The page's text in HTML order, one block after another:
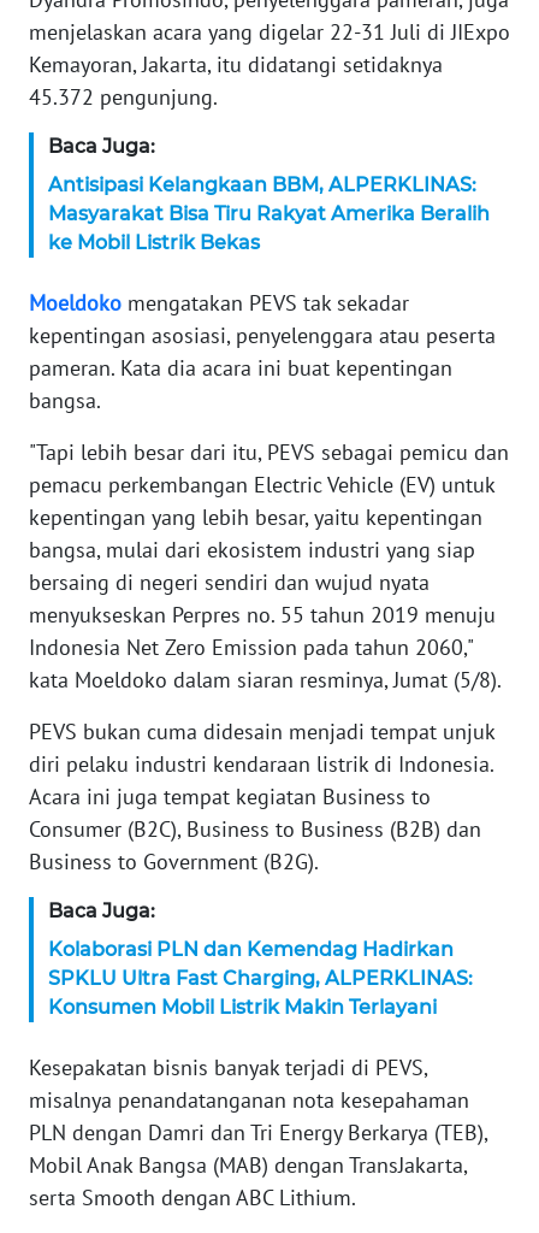
menjelaskan acara yang digelar 22-31 Juli di JIExpo
Kemayoran, Jakarta, itu didatangi setidaknya
45.372 pengunjung.
Baca Juga:
Antisipasi Kelangkaan BBM, ALPERKLINAS:
Masyarakat Bisa Tiru Rakyat Amerika Beralih
ke Mobil Listrik Bekas
Moeldoko mengatakan PEVS tak sekadar
kepentingan asosiasi, penyelenggara atau peserta
pameran. Kata dia acara ini buat kepentingan
bangsa.
"Tapi lebih besar dari itu, PEVS sebagai pemicu dan
pemacu perkembangan Electric Vehicle (EV) untuk
kepentingan yang lebih besar, yaitu kepentingan
bangsa, mulai dari ekosistem industri yang siap
bersaing di negeri sendiri dan wujud nyata
menyukseskan Perpres no. 55 tahun 2019 menuju
Indonesia Net Zero Emission pada tahun 2060,"
kata Moeldoko dalam siaran resminya, Jumat (5/8).
PEVS bukan cuma didesain menjadi tempat unjuk
diri pelaku industri kendaraan listrik di Indonesia.
Acara ini juga tempat kegiatan Business to
Consumer (B2C), Business to Business (B2B) dan
Business to Government (B2G).
Baca Juga:
Kolaborasi PLN dan Kemendag Hadirkan
SPKLU Ultra Fast Charging, ALPERKLINAS:
Konsumen Mobil Listrik Makin Terlayani
Kesepakatan bisnis banyak terjadi di PEVS,
misalnya penandatanganan nota kesepahaman
PLN dengan Damri dan Tri Energy Berkarya (TEB),
Mobil Anak Bangsa (MAB) dengan TransJakarta,
serta Smooth dengan ABC Lithium.
Wahana
News
Regional
WN
SUMUT
WN
WN
JABAR
BANTEN
WN
KEPRI
WN
PAPUA
WN
PAPUA
BARAT
WN
RIAU
WN
SERAMBI
WN
JAMBI
WN
SULTRA